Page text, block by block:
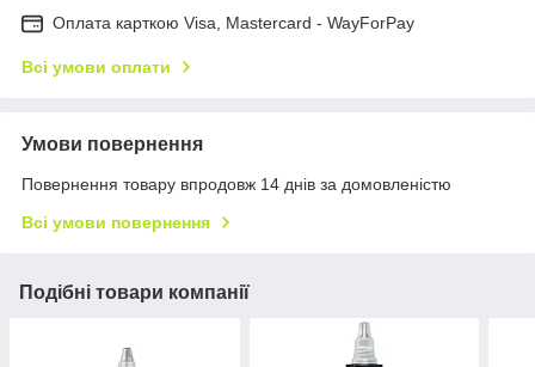
Оплата карткою Visa, Mastercard - WayForPay
Всі умови оплати
Умови повернення
Повернення товару впродовж 14 днів за домовленістю
Всі умови повернення
Подібні товари компанії